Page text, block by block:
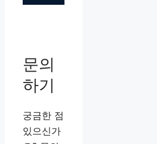
문의
하기
궁금한 점
있으신가